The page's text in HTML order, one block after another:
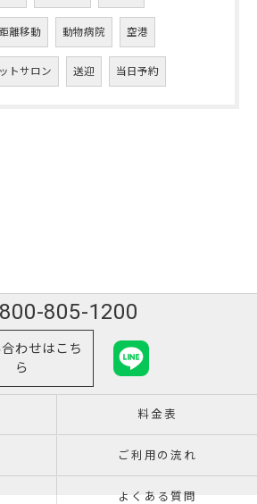
離移動 動物病院 空港
トサロン 送迎 当日予約
805-1200
わせはこち
ら
料金表
ご利用の流れ
よくある質問